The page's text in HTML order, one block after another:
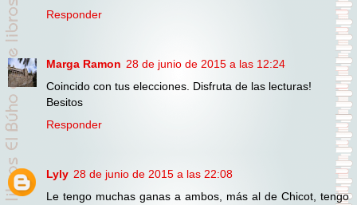
Responder
Marga Ramon 28 de junio de 2015 a las 12:24
Coincido con tus elecciones. Disfruta de las lecturas!
Besitos
Responder
Lyly 28 de junio de 2015 a las 22:08
Le tengo muchas ganas a ambos, más al de Chicot, tengo